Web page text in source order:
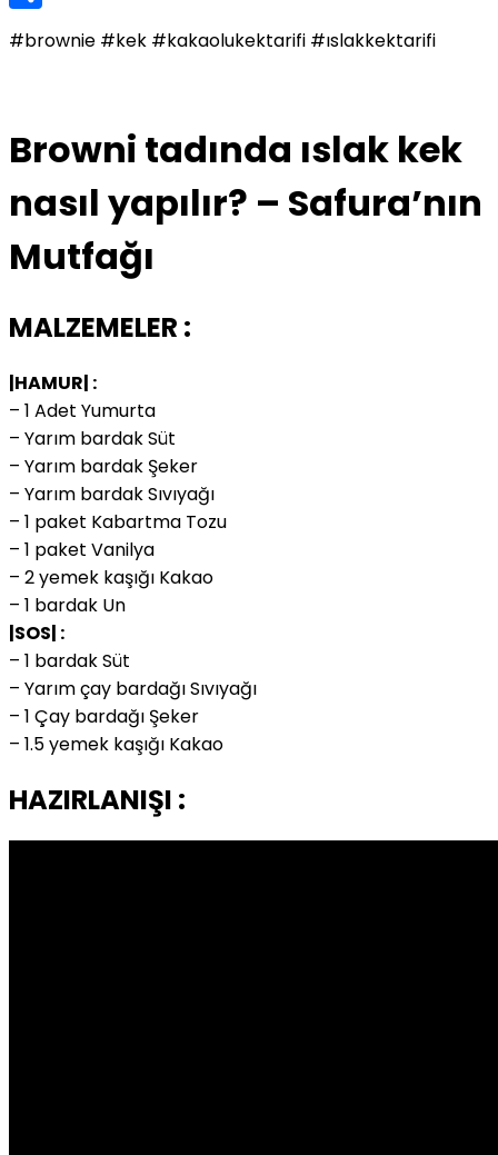
#brownie #kek #kakaolukektarifi #ıslakkektarifi
Browni tadında ıslak kek
nasıl yapılır? – Safura’nın
Mutfağı
MALZEMELER :
|HAMUR| :
– 1 Adet Yumurta
– Yarım bardak Süt
– Yarım bardak Şeker
– Yarım bardak Sıvıyağı
– 1 paket Kabartma Tozu
– 1 paket Vanilya
– 2 yemek kaşığı Kakao
– 1 bardak Un
|SOS| :
– 1 bardak Süt
– Yarım çay bardağı Sıvıyağı
– 1 Çay bardağı Şeker
– 1.5 yemek kaşığı Kakao
HAZIRLANIŞI :